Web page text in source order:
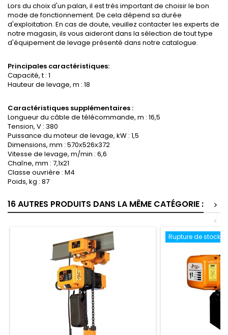
Lors du choix d'un palan, il est très important de choisir le bon
mode de fonctionnement. De cela dépend sa durée
d'exploitation. En cas de doute, veuillez contacter les experts de
notre magasin, ils vous aideront dans la sélection de tout type
d'équipement de levage présenté dans notre catalogue.
Principales caractéristiques:
Capacité, t : 1
Hauteur de levage, m : 18
Caractéristiques supplémentaires :
Longueur du câble de télécommande, m : 16,5
Tension, V : 380
Puissance du moteur de levage, kW : 1,5
Dimensions, mm : 570х526х372
Vitesse de levage, m/min : 6,6
Chaîne, mm : 7,1x21
Classe ouvrière : M4
Poids, kg : 87
16 AUTRES PRODUITS DANS LA MÊME CATÉGORIE :
>
<
Rupture de stock